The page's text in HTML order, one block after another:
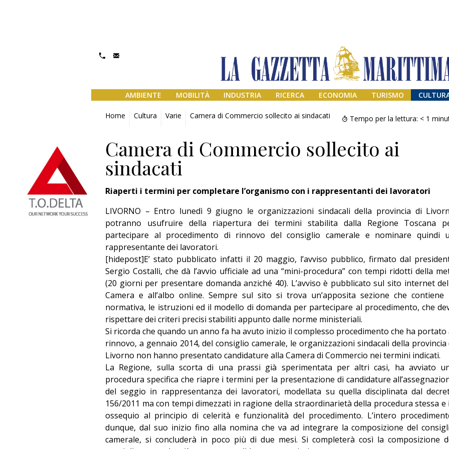
AMBIENTE MOBILITÀ INDUSTRIA RICERCA ECONOMIA TURISMO
Home Cultura Varie Camera di Commercio sollecito ai sindacati Tempo per la lettura: < 1
Camera di Commercio sollecito ai
sindacati
Riaperti i termini per completare l’organismo con i rappresentanti dei lavoratori
LIVORNO – Entro lunedì 9 giugno le organizzazioni sindacali della provincia di
potranno usufruire della riapertura dei termini stabilita dalla Regione Toscana
partecipare al procedimento di rinnovo del consiglio camerale e nominare quindi
rappresentante dei lavoratori.
[hidepost]E’ stato pubblicato infatti il 20 maggio, l’avviso pubblico, firmato dal
Sergio Costalli, che dà l’avvio ufficiale ad una “mini-procedura” con tempi ridotti della
(20 giorni per presentare domanda anziché 40). L’avviso è pubblicato sul sito internet
Camera e all’albo online. Sempre sul sito si trova un’apposita sezione che contiene
normativa, le istruzioni ed il modello di domanda per partecipare al procedimento, che
rispettare dei criteri precisi stabiliti appunto dalle norme ministeriali.
Si ricorda che quando un anno fa ha avuto inizio il complesso procedimento che ha portato
rinnovo, a gennaio 2014, del consiglio camerale, le organizzazioni sindacali della provincia
Livorno non hanno presentato candidature alla Camera di Commercio nei termini indicati.
La Regione, sulla scorta di una prassi già sperimentata per altri casi, ha avviato
procedura specifica che riapre i termini per la presentazione di candidature
del seggio in rappresentanza dei lavoratori, modellata su quella disciplinata dal
156/2011 ma con tempi dimezzati in ragione della straordinarietà della procedura stessa e
ossequio al principio di celerità e funzionalità del procedimento. L’intero
dunque, dal suo inizio fino alla nomina che va ad integrare la composizione del
camerale, si concluderà in poco più di due mesi. Si completerà così la composizione
Addio amico
Giorgio
Editoriale